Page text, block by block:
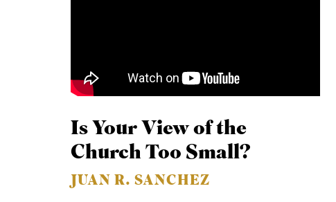
Is Your View of the
Church Too Small?
JUAN R. SANCHEZ